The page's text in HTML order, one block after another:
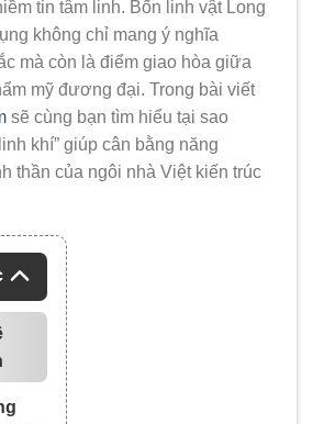
tin tâm linh. Bốn linh vật Long
không chỉ mang ý nghĩa
mà còn là điểm giao hòa giữa
mỹ đương đại. Trong bài viết
sẽ cùng bạn tìm hiểu tại sao
khí” giúp cân bằng năng
thần của ngôi nhà Việt kiến trúc